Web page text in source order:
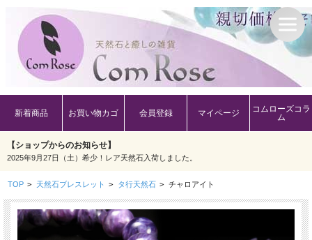
新着商品 お買い物カゴ 会員登録 マイページ
コムローズコラ
ム
【ショップからのお知らせ】
2025年9月27日（土）希少！レア天然石入荷しました。
TOP > 天然石ブレスレット > タ行天然石 > チャロアイト